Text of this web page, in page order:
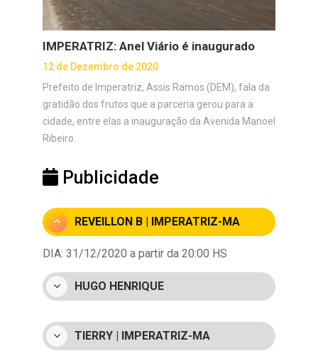
IMPERATRIZ: Anel Viário é inaugurado
12 de Dezembro de 2020
Prefeito de Imperatriz, Assis Ramos (DEM), fala da
gratidão dos frutos que a parceria gerou para a
cidade, entre elas a inauguração da Avenida Manoel
Ribeiro.
Publicidade
REVEILLON B | IMPERATRIZ-MA
DIA: 31/12/2020 a partir da 20:00 HS
HUGO HENRIQUE
TIERRY | IMPERATRIZ-MA